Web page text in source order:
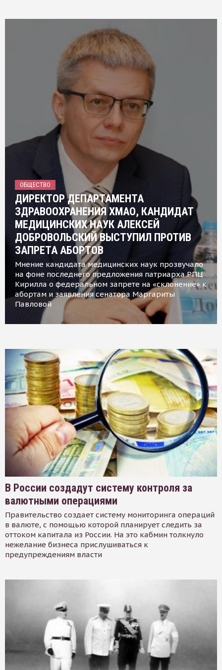
ОБЩЕСТВО
ДИРЕКТОР ДЕПАРТАМЕНТА
ЗДРАВООХРАНЕНИЯ ХМАО, КАНДИДАТ
МЕДИЦИНСКИХ НАУК АЛЕКСЕЙ
ДОБРОВОЛЬСКИЙ ВЫСТУПИЛ ПРОТИВ
ЗАПРЕТА АБОРТОВ
Мнение кандидата медицинских наук прозвучало
на фоне последнего предложения патриарха РПЦ
Кирилла о федеральном запрете на «склонение» к
абортам и заявления сенатора Маргариты
Павловой
В России создадут систему контроля за
валютными операциями
Правительство создает систему мониторинга операций
в валюте, с помощью которой планирует следить за
оттоком капитала из России. На это кабмин толкнуло
нежелание бизнеса прислушиваться к
предупреждениям власти